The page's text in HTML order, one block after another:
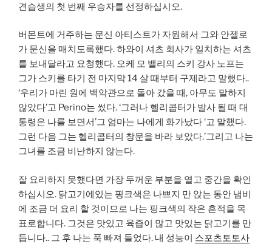
견습생의 첫 번째 우승자를 선정하십시오.
버몬트에 거주하는 문신 아티스트가 자원해서 그와 안젤로
가 문신을 매치도록했다. 하와이 셔츠 회사가 일치하는 셔츠
를 보내달라고 요청했다. 오케 모 밸리의 스키 강사 노프는
그가 스키를 타기 전 마지막 14 살 때부터 구제라고 말했다..
‘우리가 마린 원에 백악관으로 돌아 갔을 때, 아무도 말하지
않았다’고 Perino는 썼다. ‘그러나 헬리콥터가 발사 될 때 대
통령은 나를 보면서’그 엄마는 나에게 화가났다 ‘고 말했다.
그런 다음 그는 헬리콥터의 창문을 바라 보았다.’그리고 나는
그녀를 조금 비난하지 않는다.
잘 요리하지 못했다면 가장 두꺼운 부분을 열고 중간을 확인
하십시오. 닭고기에있는 핑크색은 나쁘지 만 앉는 동안 냄비
에 조금 더 요리 할 것이므로 나는 핑크색의 작은 흔적을 목
표로합니다. 그것은 맛있고 육즙이 많고 맛있는 닭고기를 만
듭니다.. 그 후 나는 푹 빠져 들었다. 내 성능이 스포츠토토사